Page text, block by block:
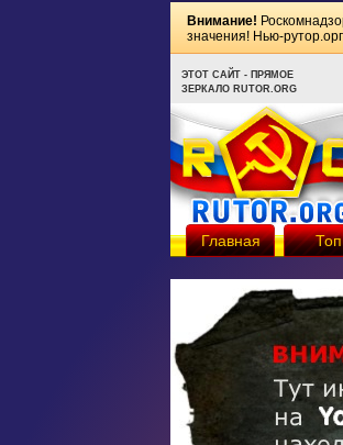
Внимание!
значения! Нью-
ЭТОТ САЙТ - ПРЯМОЕ
ЗЕРКАЛО RUTOR.ORG
Главная Топ